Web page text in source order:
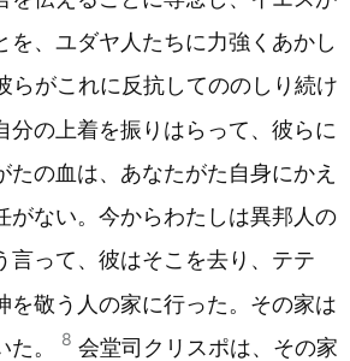
を、ユダヤ人たちに力強くあかし
らがこれに反抗してののしり続け
分の上着を振りはらって、彼らに
たの血は、あなたがた自身にかえ
がない。今からわたしは異邦人の
言って、彼はそこを去り、テテ
を敬う人の家に行った。その家は
た。
8 会堂司クリスポは、その家